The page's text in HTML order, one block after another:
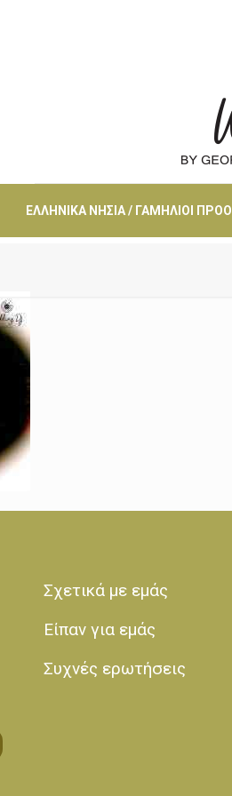
ΕΛΛΗΝΙΚΆ ΝΗΣΙΆ / ΓΑΜΉΛΙΟΙ
Σχετικά με εμάς
Είπαν για εμάς
Συχνές ερωτήσεις